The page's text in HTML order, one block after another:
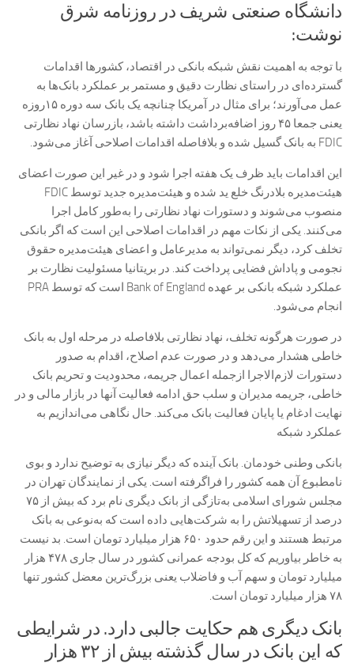
دانشگاه صنعتی شریف در روزنامه شرق
نوشت:
با توجه به اهمیت نقش شبکه بانکی در اقتصاد، کشورها اقدامات
گسترده‌ای در راستای نظارت دقیق و مستمر بر عملکرد بانک‌ها به
عمل می‌آورند؛ برای مثال در آمریکا چنانچه یک بانک سه دوره ۱۵‌روزه
یعنی جمعا ۴۵ روز اضافه‌برداشت داشته باشد، بازرسان نهاد نظارتی
FDIC به بانک گسیل شده و بلافاصله اقدامات اصلاحی آغاز می‌شود.
این اقدامات باید ظرف یک هفته اجرا شود و در غیر این صورت اعضای
هیئت‌مدیره بلادرنگ خلع ید شده و هیئت‌مدیره جدید توسط FDIC
منصوب می‌شوند و دستورات نهاد نظارتی را به‌طور کامل اجرا
می‌کنند. یکی از نکات مهم در اقدامات اصلاحی این است که اگر بانکی
تخلف کرد، دیگر نمی‌تواند به مدیرعامل و اعضای هیئت‌مدیره حقوق
نجومی و پاداش فضایی پرداخت کند. در بریتانیا مسئولیت نظارت بر
عملکرد شبکه بانکی بر عهده Bank of England است که توسط PRA
انجام می‌شود.
در صورت هرگونه تخلف، نهاد نظارتی بلافاصله در مرحله اول به بانک
خاطی هشدار می‌دهد و در صورت عدم اصلاح، اقدام به صدور
دستورات لازم‌الاجرا ازجمله اعمال جریمه، محدودیت و تحریم بانک
خاطی، جریمه مدیران و سلب حق ادامه فعالیت آنها در بازار مالی و در
نهایت ادغام یا پایان فعالیت بانک می‌کند. حال نگاهی می‌اندازیم به
عملکرد شبکه
بانکی وطنی خودمان. بانک آینده که دیگر نیازی به توضیح ندارد و بوی
نامطبوع آن همه کشور را فراگرفته است. یکی از نمایندگان تهران در
مجلس شورای اسلامی به‌تازگی از بانک دیگری نام برد که بیش از ۷۵
درصد از تسهیلاتش را به شرکت‌هایی داده است که به‌نوعی به بانک
مرتبط هستند و این رقم حدود ۶۵۰ هزار میلیارد تومان است. بد نیست
به خاطر بیاوریم که کل بودجه عمرانی کشور در سال جاری ۴۷۸ هزار
میلیارد تومان و سهم آب و فاضلاب یعنی بزرگ‌ترین معضل کشور تنها
۷۸ هزار میلیارد تومان است.
بانک دیگری هم حکایت جالبی دارد. در شرایطی
که این بانک در سال گذشته بیش از ۳۲ هزار